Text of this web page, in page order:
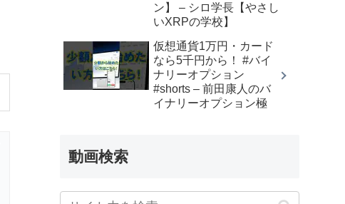
ン】 – シロ学長【やさし
いXRPの学校】
仮想通貨1万円・カード
なら5千円から！ #バイ
ナリーオプション
#shorts – 前田康人のバ
イナリーオプション極
動画検索